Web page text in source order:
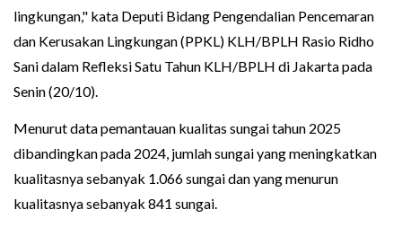
lingkungan," kata Deputi Bidang Pengendalian Pencemaran
dan Kerusakan Lingkungan (PPKL) KLH/BPLH Rasio Ridho
Sani dalam Refleksi Satu Tahun KLH/BPLH di Jakarta pada
Senin (20/10).
Menurut data pemantauan kualitas sungai tahun 2025
dibandingkan pada 2024, jumlah sungai yang meningkatkan
kualitasnya sebanyak 1.066 sungai dan yang menurun
kualitasnya sebanyak 841 sungai.